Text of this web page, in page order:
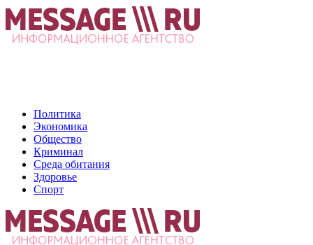
Политика
Экономика
Общество
Криминал
Среда обитания
Здоровье
Спорт